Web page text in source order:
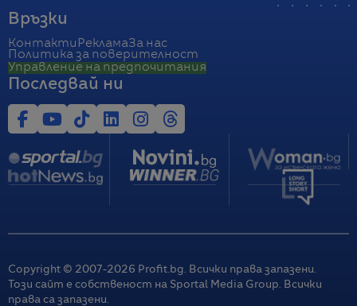
Връзки
Контакти РекламаЗа нас
Политика за поверителност
Управление на предпочитания
Последвай ни
Copyright © 2007-2026 Profit.bg. Всички права запазени.
Този сайт е собственост на Sportal Media Group. Всички
права са запазени.